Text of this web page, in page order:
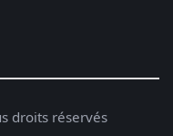
droits réservés